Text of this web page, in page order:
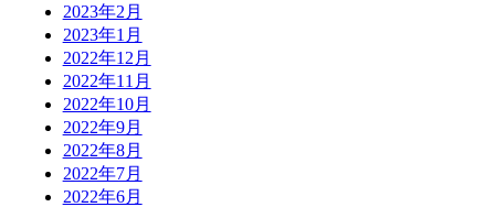
2023年2月
2023年1月
2022年12月
2022年11月
2022年10月
2022年9月
2022年8月
2022年7月
2022年6月